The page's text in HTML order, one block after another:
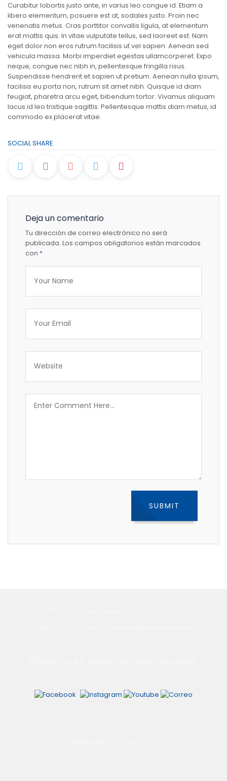
Curabitur lobortis justo ante, in varius leo congue id. Etiam a
libero elementum, posuere est at, sodales justo. Proin nec
venenatis metus. Cras porttitor convallis ligula, at elementum
erat mattis quis. In vitae vulputate tellus, sed laoreet est. Nam
eget dolor non eros rutrum facilisis ut vel sapien. Aenean sed
vehicula massa. Morbi imperdiet egestas ullamcorperet. Expo
neque, congue nec nibh in, pellentesque fringilla risus.
Suspendisse hendrerit et sapien ut pretium. Aenean nulla ipsum,
facilisis eu porta non, rutrum sit amet nibh. Quisque id diam
feugiat, pharetra arcu eget, bibendum tortor. Vivamus aliquam
lacus id leo tristique sagittis. Pellentesque mattis diam metus, id
commodo ex placerat vitae.
SOCIAL SHARE
Deja un comentario
Tu dirección de correo electrónico no será
publicada. Los campos obligatorios están marcados
con *